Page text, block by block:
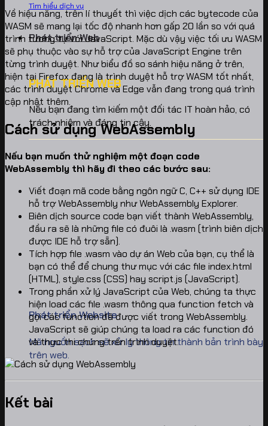
Tìm hiểu dịch vụ
Phát triển Web
PHÁT TRIỂN WEB
Nếu bạn đang tìm kiếm một đối tác IT hoàn hảo, có
trách nhiệm và đáng tin cậy.
Phát triển Website
Mã nguồn sạch sẽ xử lý thông tin thành bản trình bày
trên web.
Về hiệu năng, trên lí thuyết thì việc dịch các bytecode của
WASM sẽ mang lại tốc độ nhanh hơn gấp 20 lần so với quá
trình tương tự với JavaScript. Mặc dù vậy việc tối ưu WASM
sẽ phụ thuộc vào sự hỗ trợ của JavaScript Engine trên
từng trình duyệt. Như biểu đồ so sánh hiệu năng ở trên,
hiện tại Firefox đang là trình duyệt hỗ trợ WASM tốt nhất,
các trình duyệt Chrome và Edge vẫn đang trong quá trình
cập nhật thêm.
Cách sử dụng WebAssembly
Nếu bạn muốn thử nghiệm một đoạn code
WebAssembly thì hãy đi theo các bước sau:
Viết đoạn mã code bằng ngôn ngữ C, C++ sử dụng IDE
hỗ trợ WebAssembly như WebAssembly Explorer.
Biên dịch source code bạn viết thành WebAssembly,
đầu ra sẽ là những file có đuôi là .wasm (trình biên dịch
được IDE hỗ trợ sẵn).
Tích hợp file .wasm vào dự án Web của bạn, cụ thể là
bạn có thể để chung thư mục với các file index.html
(HTML), style.css (CSS) hay script.js (JavaScript).
Trong phần xử lý JavaScript của Web, chúng ta thực
hiện load các file .wasm thông qua function fetch và
gọi các function đã được viết trong WebAssembly.
JavaScript sẽ giúp chúng ta load ra các function đó
và thực thi chúng trên trình duyệt.
Kết bài